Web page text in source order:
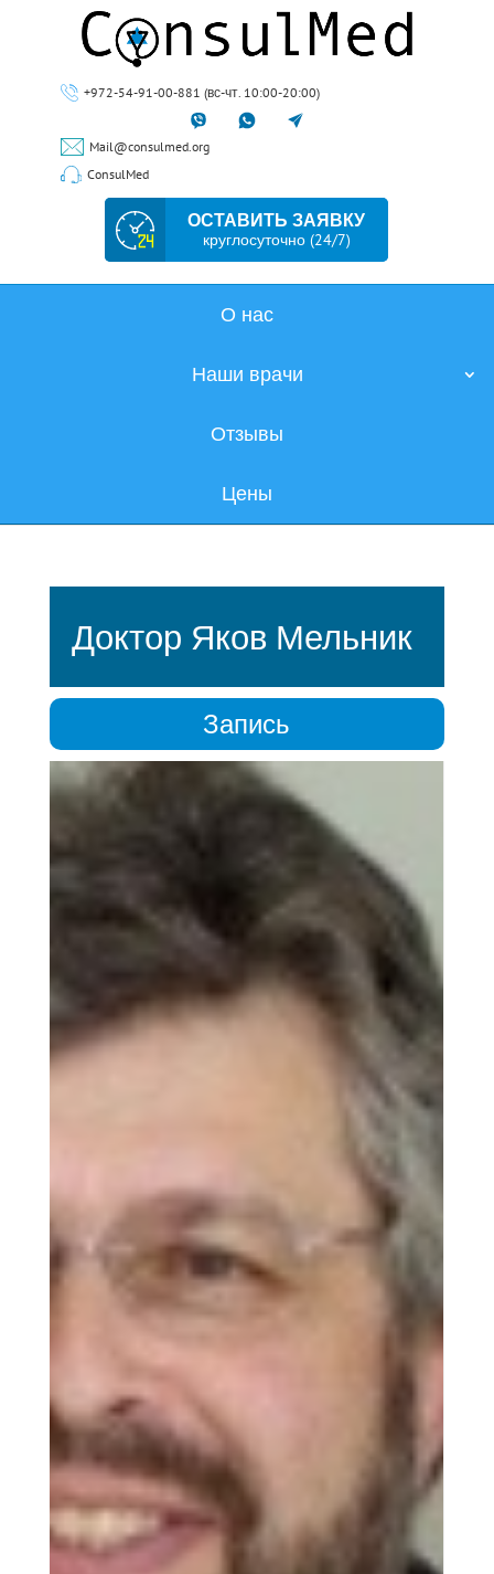
+972-54-91-00-881 (вс-чт. 10:00-20:00)
Mail@consulmed.org
ConsulMed
ОСТАВИТЬ ЗАЯВКУ
круглосуточно (24/7)
О нас
Наши врачи
Отзывы
Цены
Доктор Яков Мельник
Запись